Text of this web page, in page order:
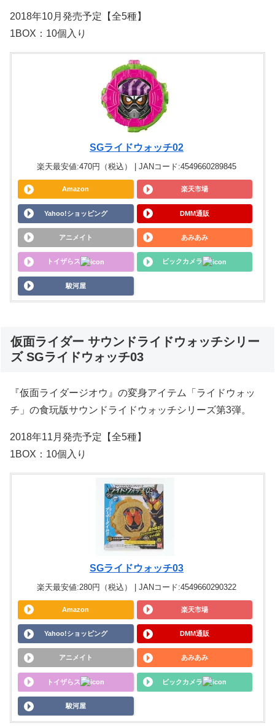
2018年10月発売予定【全5種】
1BOX：10個入り
SGライドウォッチ02
楽天最安値:470円（税込） | JANコード:4549660289845
Amazon 楽天市場
Yahoo!ショッピング DMM通販
アニメイト あみあみ
トイザらス ビックカメラ
駿河屋
仮面ライダー サウンドライドウォッチシリー
ズ SGライドウォッチ03
『仮面ライダージオウ』の変身アイテム「ライドウォッ
チ」の食玩版サウンドライドウォッチシリーズ第3弾。
2018年11月発売予定【全5種】
1BOX：10個入り
SGライドウォッチ03
楽天最安値:280円（税込） | JANコード:4549660290322
Amazon 楽天市場
Yahoo!ショッピング DMM通販
アニメイト あみあみ
トイザらス ビックカメラ
駿河屋